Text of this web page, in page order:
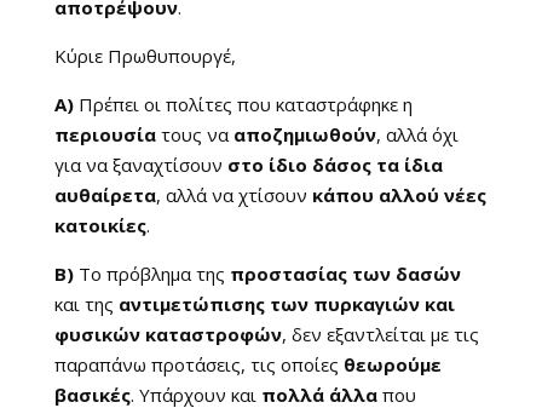
αποτρέψουν.
Κύριε Πρωθυπουργέ,
Α)Πρέπει οι πολίτες που καταστράφηκε η
περιουσίατους να αποζημιωθούν, αλλά όχι
για να ξαναχτίσουν στο ίδιο δάσος τα ίδια
αυθαίρετα, αλλά να χτίσουν κάπου αλλού νέες
κατοικίες.
Β)Το πρόβλημα της προστασίας των δασών
και της αντιμετώπισης των πυρκαγιών και
φυσικών καταστροφών, δεν εξαντλείται με τις
παραπάνω προτάσεις, τις οποίες θεωρούμε
βασικές. Υπάρχουν και πολλά άλλαπου